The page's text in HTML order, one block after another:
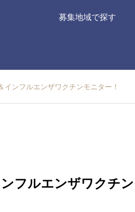
募集地域で探す
インフルエンザワクチンモニター！
フルエンザワクチン